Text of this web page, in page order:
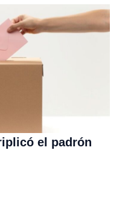
el padrón